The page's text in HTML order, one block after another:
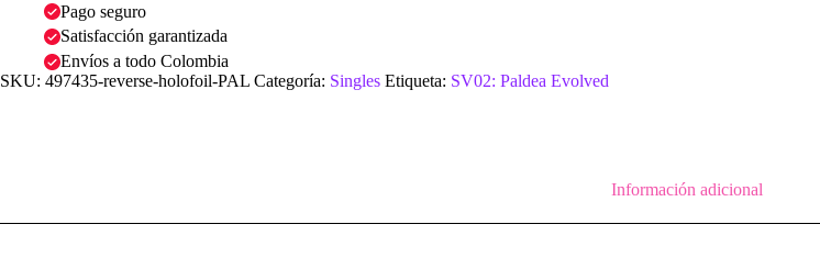
Pago seguro
Satisfacción garantizada
Envíos a todo Colombia
SKU: 497435-reverse-holofoil-PAL Categoría: Singles Etiqueta: SV02: Paldea Evolved
Información adicional